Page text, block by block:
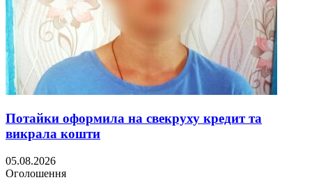
Потайки оформила на свекруху кредит та
викрала кошти
05.08.2026
Оголошення